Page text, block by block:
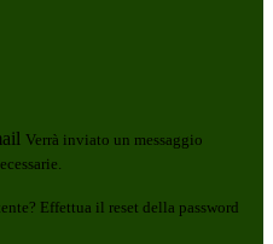
Verrà inviato un messaggio
Effettua il reset della password